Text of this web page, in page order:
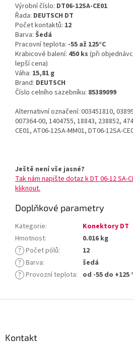
Výrobní číslo: DT06-12SA-CE01
Řada: DEUTSCH DT
Počet kontaktů: 12
Barva: Šedá
Pracovní teplota: -55 až 125°C
Krabicové balení: 450 ks (při
lepší cena)
Váha: 15,81 g
Brand: DEUTSCH
Číslo celního sazebníku: 85389099
Alternativní označení: 003451810,
007364-00, 1404755, 18843, 238852,
CE01, AT06-12SA-MM01, DT06-12SA-
Ještě není vše jasné?
Tak nám napište dotaz k DT 06-12 SA-
kliknout.
Doplňkové parametry
Kategorie:
Konektory DT
Hmotnost:
0.016 kg
? Počet pólů:
12
? Barva:
šedá
? Provozní teplota: od -55 do +125
Kontakt